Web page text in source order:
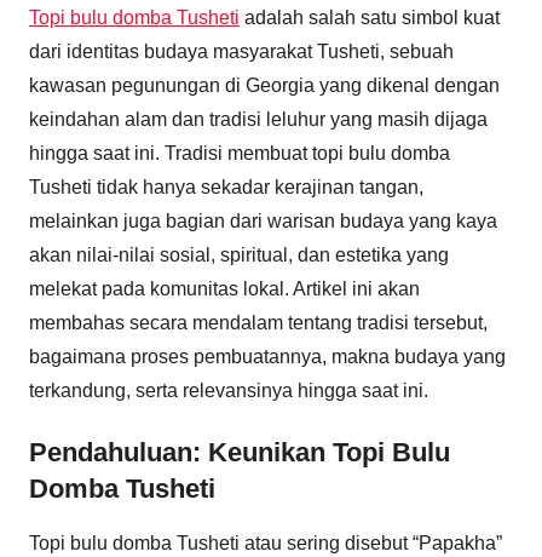
Topi bulu domba Tusheti adalah salah satu simbol kuat
dari identitas budaya masyarakat Tusheti, sebuah
kawasan pegunungan di Georgia yang dikenal dengan
keindahan alam dan tradisi leluhur yang masih dijaga
hingga saat ini. Tradisi membuat topi bulu domba
Tusheti tidak hanya sekadar kerajinan tangan,
melainkan juga bagian dari warisan budaya yang kaya
akan nilai-nilai sosial, spiritual, dan estetika yang
melekat pada komunitas lokal. Artikel ini akan
membahas secara mendalam tentang tradisi tersebut,
bagaimana proses pembuatannya, makna budaya yang
terkandung, serta relevansinya hingga saat ini.
Pendahuluan: Keunikan Topi Bulu
Domba Tusheti
Topi bulu domba Tusheti atau sering disebut “Papakha”